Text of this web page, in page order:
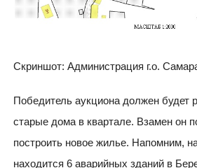
Скриншот: Администрация г.о.
Победитель аукциона должен будет
старые дома в квартале. Взамен он
построить новое жилье. Напомним,
находится 6 аварийных зданий в